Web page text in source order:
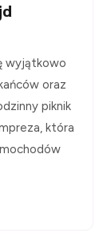
wyjątkowo
oraz
piknik
która